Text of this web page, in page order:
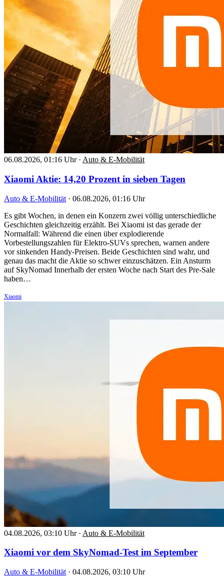
06.08.2026, 01:16 Uhr · Auto & E-Mobilität
Xiaomi Aktie: 14,20 Prozent in sieben Tagen
Auto & E-Mobilität · 06.08.2026, 01:16 Uhr
Es gibt Wochen, in denen ein Konzern zwei völlig unterschiedliche
Geschichten gleichzeitig erzählt. Bei Xiaomi ist das gerade der
Normalfall: Während die einen über explodierende
Vorbestellungszahlen für Elektro-SUVs sprechen, warnen andere
vor sinkenden Handy-Preisen. Beide Geschichten sind wahr, und
genau das macht die Aktie so schwer einzuschätzen. Ein Ansturm
auf SkyNomad Innerhalb der ersten Woche nach Start des Pre-Sale
haben…
Xiaomi
04.08.2026, 03:10 Uhr · Auto & E-Mobilität
Xiaomi vor dem SkyNomad-Test im September
Auto & E-Mobilität · 04.08.2026, 03:10 Uhr